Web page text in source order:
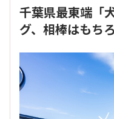
千葉県最東端「
グ、相棒はもち